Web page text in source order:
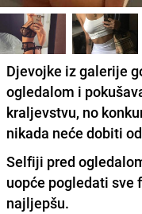
Djevojke iz galerije
ogledalom i
kraljevstvu, no
nikada neće dobiti
Selfiji pred
uopće pogledati sve
najljepšu.